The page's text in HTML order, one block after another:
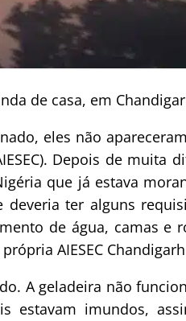
de casa, em
eles não
Depois de muita
que já estava
deveria ter alguns
de água, camas e
AIESEC
A geladeira não
estavam imundos,